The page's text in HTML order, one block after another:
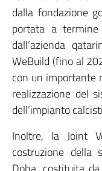
dalla fondazione
portata a
dall’azienda
WeBuild (fino al
con un importante
realizzazione del
dell’impianto
Inoltre, la Joint
costruzione della